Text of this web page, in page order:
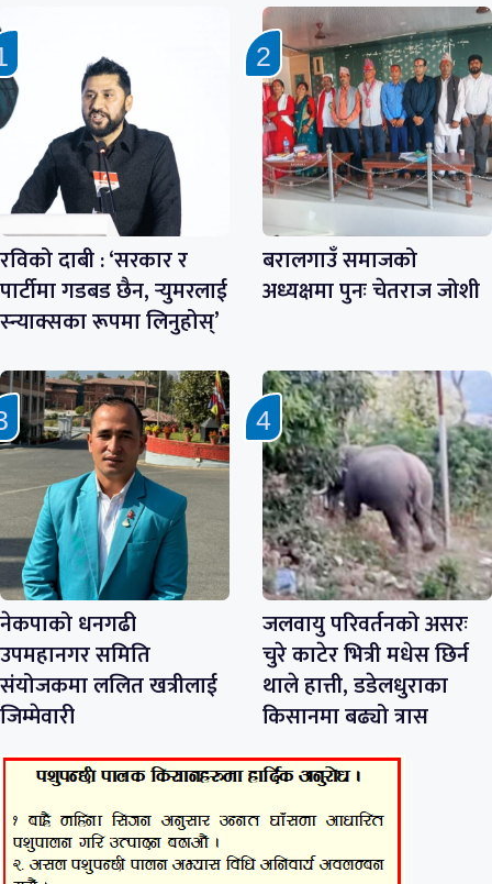
रविको दाबी : ‘सरकार र
पार्टीमा गडबड छैन, र्‍युमरलाई
स्न्याक्सका रूपमा लिनुहोस्’
बरालगाउँ समाजको
अध्यक्षमा पुनः चेतराज जोशी
नेकपाको धनगढी
उपमहानगर समिति
संयोजकमा ललित खत्रीलाई
जिम्मेवारी
जलवायु परिवर्तनको असरः
चुरे काटेर भित्री मधेस छिर्न
थाले हात्ती, डडेलधुराका
किसानमा बढ्यो त्रास